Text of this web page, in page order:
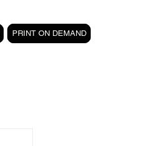
PRINT ON DEMAND